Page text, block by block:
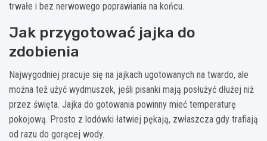
trwałe i bez nerwowego poprawiania na końcu.
Jak przygotować jajka do
zdobienia
Najwygodniej pracuje się na jajkach ugotowanych na twardo, ale
można też użyć wydmuszek, jeśli pisanki mają posłużyć dłużej niż
przez święta. Jajka do gotowania powinny mieć temperaturę
pokojową. Prosto z lodówki łatwiej pękają, zwłaszcza gdy trafiają
od razu do gorącej wody.